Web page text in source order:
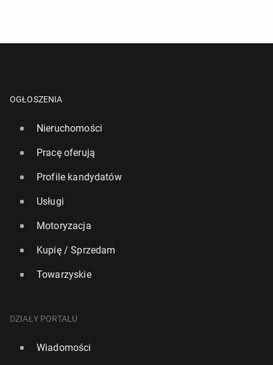
OGŁOSZENIA
Nieruchomości
Pracę oferują
Profile kandydatów
Usługi
Motoryzacja
Kupię / Sprzedam
Towarzyskie
DZIAŁY PORTALU
Wiadomości